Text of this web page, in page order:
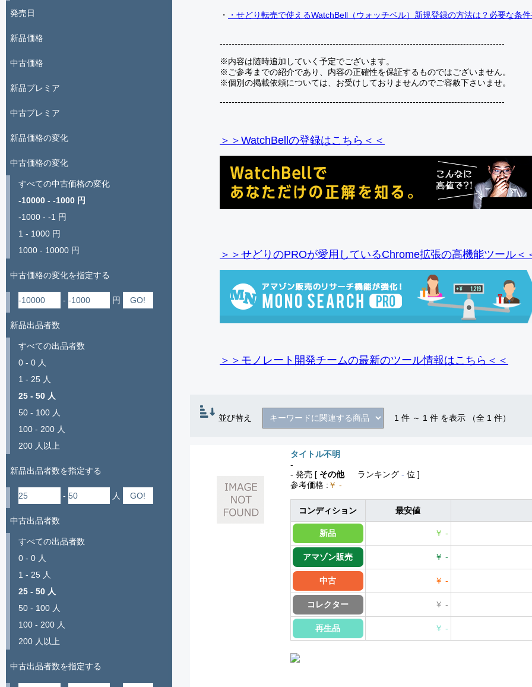
・ ・せどり転売で使えるWatchBell（ウォッチベル）新規登録の方法は？必要な条
------------------------------------------------------------------------------------------------
※内容は随時追加していく予定でございます。
※ご参考までの紹介であり、内容の正確性を保証するものではございません。
※個別の掲載依頼については、お受けしておりませんのでご容赦下さいませ。
------------------------------------------------------------------------------------------------
＞＞WatchBellの登録はこちら＜＜
＞＞せどりのPROが愛用しているChrome拡張の高機能ツール＜
＞＞モノレート開発チームの最新のツール情報はこちら＜＜
並び替え 1 件 ～ 1 件 を表示 （全 1 件）
タイトル不明
-
- 発売 [ その他 ランキング - 位 ]
参考価格 : ￥ -
コンディション 最安値
新品 ￥ -
アマゾン販売 ￥ -
中古 ￥ -
コレクター ￥ -
再生品 ￥ -
発売日
新品価格
中古価格
新品プレミア
中古プレミア
新品価格の変化
中古価格の変化
すべての中古価格の変化
-10000 - -1000 円
-1000 - -1 円
1 - 1000 円
1000 - 10000 円
中古価格の変化を指定する
- 円
新品出品者数
すべての出品者数
0 - 0 人
1 - 25 人
25 - 50 人
50 - 100 人
100 - 200 人
200 人以上
新品出品者数を指定する
- 人
中古出品者数
すべての出品者数
0 - 0 人
1 - 25 人
25 - 50 人
50 - 100 人
100 - 200 人
200 人以上
中古出品者数を指定する